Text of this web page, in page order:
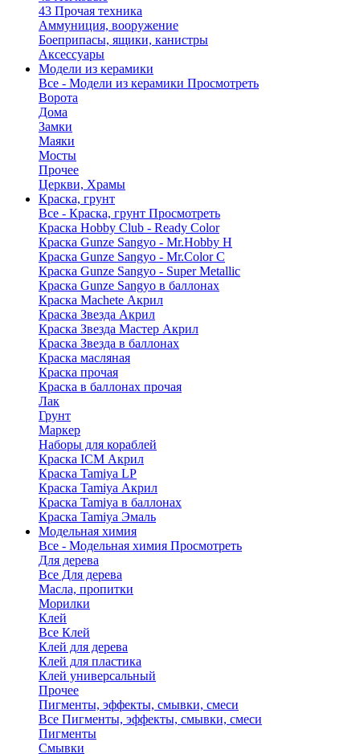
43 Прочая техника
Аммуниция, вооружение
Боеприпасы, ящики, канистры
Аксессуары
Модели из керамики
Все - Модели из керамики Просмотреть
Ворота
Дома
Замки
Маяки
Мосты
Прочее
Церкви, Храмы
Краска, грунт
Все - Краска, грунт Просмотреть
Краска Hobby Club - Ready Color
Краска Gunze Sangyo - Mr.Hobby H
Краска Gunze Sangyo - Mr.Color C
Краска Gunze Sangyo - Super Metallic
Краска Gunze Sangyo в баллонах
Краска Machete Акрил
Краска Звезда Акрил
Краска Звезда Мастер Акрил
Краска Звезда в баллонах
Краска масляная
Краска прочая
Краска в баллонах прочая
Лак
Грунт
Маркер
Наборы для кораблей
Краска ICM Акрил
Краска Tamiya LP
Краска Tamiya Акрил
Краска Tamiya в баллонах
Краска Tamiya Эмаль
Модельная химия
Все - Модельная химия Просмотреть
Для дерева
Все Для дерева
Масла, пропитки
Морилки
Клей
Все Клей
Клей для дерева
Клей для пластика
Клей универсальный
Прочее
Пигменты, эффекты, смывки, смеси
Все Пигменты, эффекты, смывки, смеси
Пигменты
Смывки